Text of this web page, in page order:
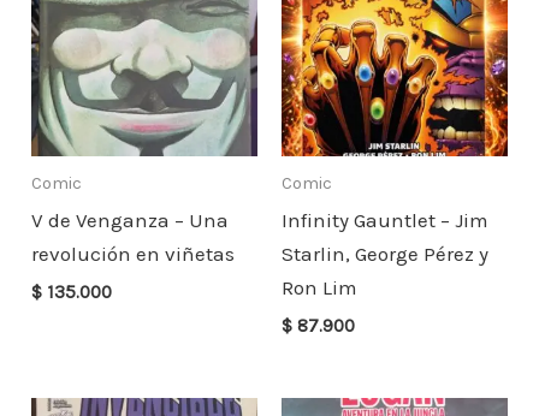
Comic
V de Venganza – Una
revolución en viñetas
$ 135.000
Comic
Infinity Gauntlet – Jim
Starlin, George Pérez y
Ron Lim
$ 87.900